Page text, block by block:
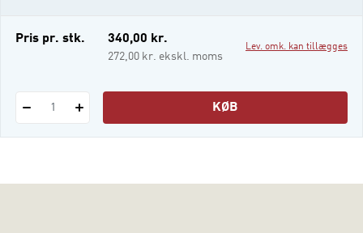
gennem­går grundlægg
i-bog
Pris pr. stk. 340,00 kr.
272,00 kr. ekskl. moms
Lev. omk. kan tillægges
1 KØB